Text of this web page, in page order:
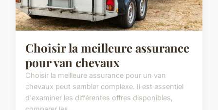
Choisir la meilleure assurance
pour van chevaux
Choisir la meilleure assurance pour un van
chevaux peut sembler complexe. Il est essentiel
d'examiner les différentes offres disponibles,